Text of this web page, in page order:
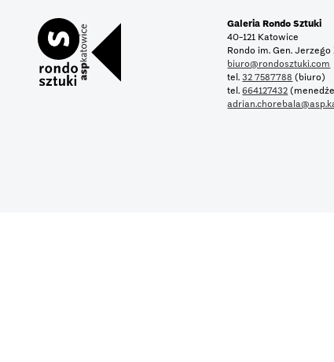
Galeria Rondo Sztuki
40-121 Katowice
Rondo im. Gen. Jerzego
biuro@rondosztuki.com
tel.32 7587788 (biuro)
tel.664127432